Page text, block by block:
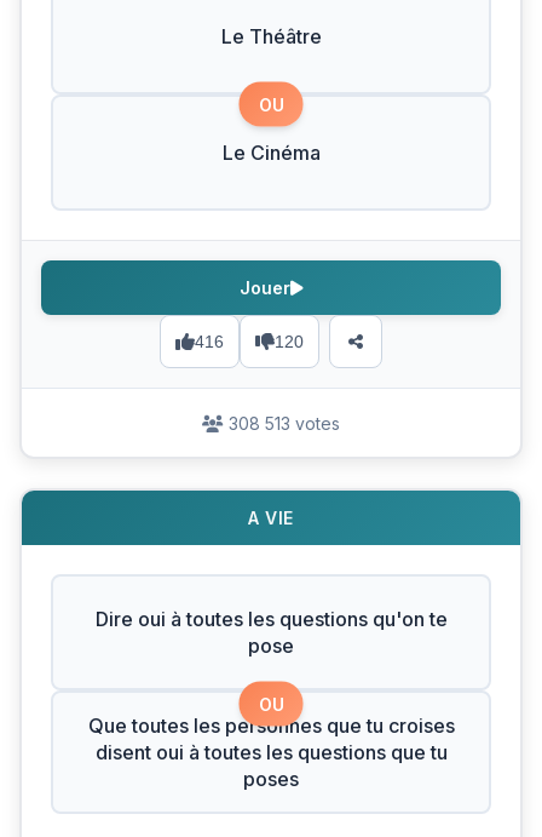
Le Théâtre
OU
Le Cinéma
416 120
Jouer
308 513 votes
A VIE
Dire oui à toutes les questions qu'on te
pose
OU
Que toutes les personnes que tu croises
disent oui à toutes les questions que tu
poses